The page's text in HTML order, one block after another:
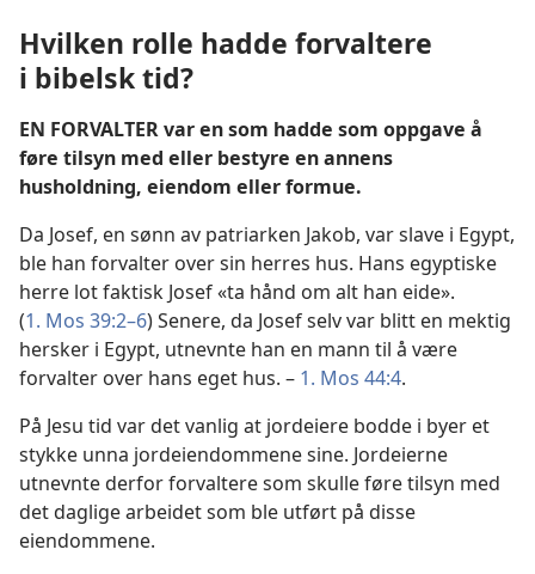
Hvilken rolle hadde forvaltere
i bibelsk tid?
EN FORVALTER var en som hadde som oppgave å
føre tilsyn med eller bestyre en annens
husholdning, eiendom eller formue.
Da Josef, en sønn av patriarken Jakob, var slave i Egypt,
ble han forvalter over sin herres hus. Hans egyptiske
herre lot faktisk Josef «ta hånd om alt han eide».
(1. Mos 39:2–6) Senere, da Josef selv var blitt en mektig
hersker i Egypt, utnevnte han en mann til å være
forvalter over hans eget hus. – 1. Mos 44:4.
På Jesu tid var det vanlig at jordeiere bodde i byer et
stykke unna jordeiendommene sine. Jordeierne
utnevnte derfor forvaltere som skulle føre tilsyn med
det daglige arbeidet som ble utført på disse
eiendommene.